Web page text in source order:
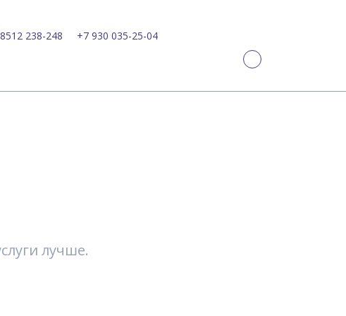
238-248 +7 930 035-25-04
лучше.